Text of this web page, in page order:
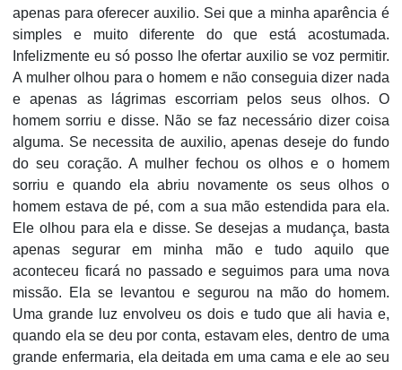
apenas para oferecer auxilio. Sei que a minha aparência é
simples e muito diferente do que está acostumada.
Infelizmente eu só posso lhe ofertar auxilio se voz permitir.
A mulher olhou para o homem e não conseguia dizer nada
e apenas as lágrimas escorriam pelos seus olhos. O
homem sorriu e disse. Não se faz necessário dizer coisa
alguma. Se necessita de auxilio, apenas deseje do fundo
do seu coração. A mulher fechou os olhos e o homem
sorriu e quando ela abriu novamente os seus olhos o
homem estava de pé, com a sua mão estendida para ela.
Ele olhou para ela e disse. Se desejas a mudança, basta
apenas segurar em minha mão e tudo aquilo que
aconteceu ficará no passado e seguimos para uma nova
missão. Ela se levantou e segurou na mão do homem.
Uma grande luz envolveu os dois e tudo que ali havia e,
quando ela se deu por conta, estavam eles, dentro de uma
grande enfermaria, ela deitada em uma cama e ele ao seu